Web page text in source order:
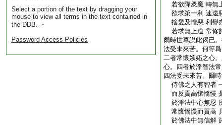
Select a portion of the text by dragging your
mouse to view all terms in the text contained in
the DDB. ・
Password Access Policies
若欲降衆魔 轉無
欲求第一利 速遠
捨愛及憎惡 利譽
若求無上道 常修
爾時世尊説此偈已
法受未來苦。何等
二者常懷嫉妬之心
心。四者於淨智法
四法受未來苦。爾
侍佛之人有智者
而反貢高懷憍慢
於淨法中心無忍
常懷憍慢而貢高
於佛法中無信解